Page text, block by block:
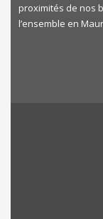
proximités de nos
l’ensemble en